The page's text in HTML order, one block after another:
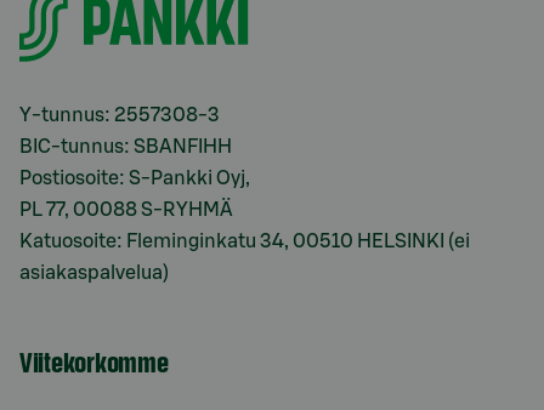
Y-tunnus: 2557308-3
BIC-tunnus: SBANFIHH
Postiosoite: S-Pankki Oyj,
PL 77, 00088 S-RYHMÄ
Katuosoite: Fleminginkatu 34, 00510 HELSINKI (ei
asiakaspalvelua)
Viitekorkomme